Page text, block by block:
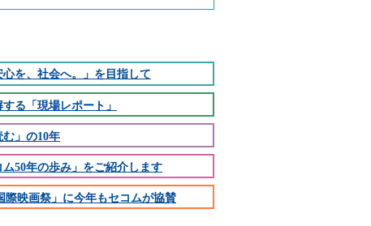
心を、社会へ。」を目指して
る「現場レポート」
む」の10年
ム50年の歩み」をご紹介します
際映画祭」に今年もセコムが協賛